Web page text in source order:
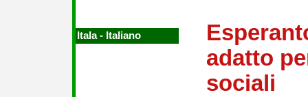
Itala ‑ Italiano
adatto
sociali